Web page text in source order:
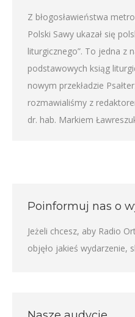
Z błogosławieństwa
Polski Sawy ukazał się
liturgicznego”. To jedna z
podstawowych ksiąg
nowym przekładzie
rozmawialiśmy z
dr. hab. Markiem
Poinformuj nas o
Jeżeli chcesz, aby Radio
objęło jakieś wydarzenie,